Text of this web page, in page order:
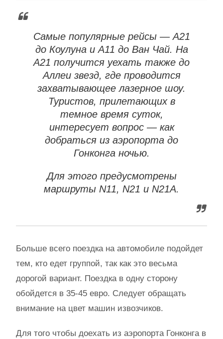
Самые популярные рейсы — А21
до Коулуна и А11 до Ван Чай. На
А21 получится уехать также до
Аллеи звезд, где проводится
захватывающее лазерное шоу.
Туристов, прилетающих в
темное время суток,
интересует вопрос — как
добраться из аэропорта до
Гонконга ночью.
Для этого предусмотрены
маршруты N11, N21 и N21A.
Больше всего поездка на автомобиле подойдет
тем, кто едет группой, так как это весьма
дорогой вариант. Поездка в одну сторону
обойдется в 35-45 евро. Следует обращать
внимание на цвет машин извозчиков.
Для того чтобы доехать из аэропорта Гонконга в